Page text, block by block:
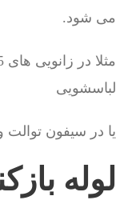
می شود.
لباسشویی
یا در سیفون
لوله